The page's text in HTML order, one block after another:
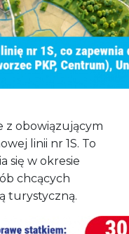
z obowiązującym
linii nr 1S. To
się w okresie
chcących
turystyczną.